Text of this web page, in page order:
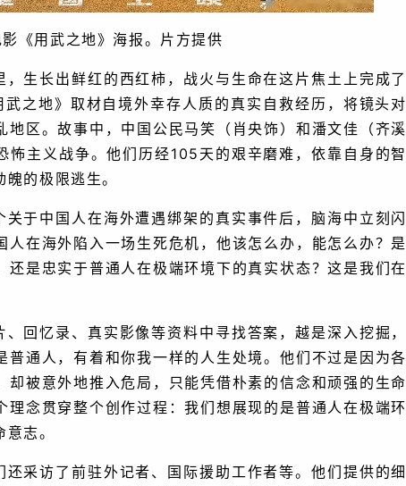
影《用武之地》海报。片方提供
生长出鲜红的西红柿，战火与生命在这片焦土上完成了
之地》取材自境外幸存人质的真实自救经历，将镜头对
地区。故事中，中国公民马笑（肖央饰）和潘文佳（齐溪
怖主义战争。他们历经105天的艰辛磨难，依靠自身的智
的极限逃生。
关于中国人在海外遭遇绑架的真实事件后，脑海中立刻闪
人在海外陷入一场生死危机，他该怎么办，能怎么办？是
还是忠实于普通人在极端环境下的真实状态？这是我们在
回忆录、真实影像等资料中寻找答案，越是深入挖掘，
普通人，有着和你我一样的人生处境。他们不过是因为各
却被意外地推入危局，只能凭借朴素的信念和顽强的生命
理念贯穿整个创作过程：我们想展现的是普通人在极端环
志。
还采访了前驻外记者、国际援助工作者等。他们提供的细